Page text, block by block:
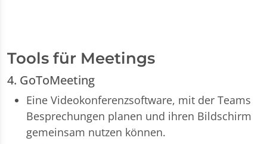
Tools für Meetings
4. GoToMeeting
Eine Videokonferenzsoftware, mit der Teams
Besprechungen planen und ihren Bildschirm
gemeinsam nutzen können.